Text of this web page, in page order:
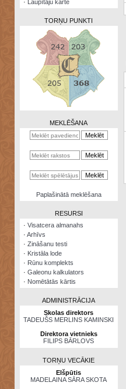
Zināšanu
kalkulators
Nomētātās
· Laupītāju karte
TORŅU PUNKTI
MEKLĒŠANA
Paplašinātā meklēšana
RESURSI
· Visatcera almanahs
· Arhīvs
· Zināšanu testi
· Kristāla lode
· Rūnu komplekts
· Galeonu kalkulators
· Nomētātās kārtis
ADMINISTRĀCIJA
Skolas direktors
TADEUŠS MERLINS KAMINSKI
Direktora vietnieks
FILIPS BĀRLOVS
TORŅU VECĀKIE
Elšpūtis
MADELAINA SĀRA SKOTA